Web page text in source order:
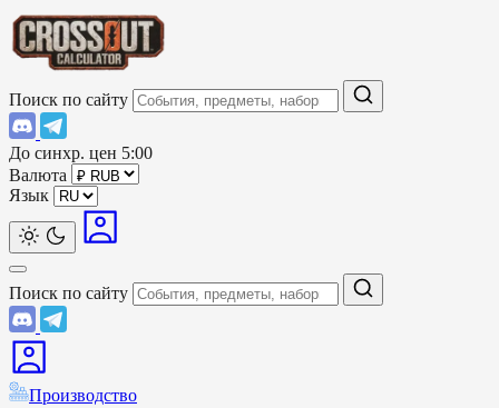
Поиск по сайту
До синхр. цен 5:00
Валюта
Язык
Поиск по сайту
Производство